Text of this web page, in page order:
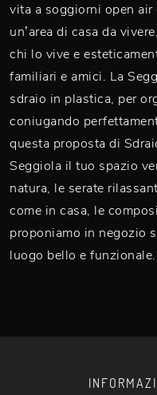
vita a soggiorni open
un’area di casa da
chi lo vive e
familiari e amici. La
sdraio in plastica, per
coniugando
questa proposta di
Seggiola il tuo spazio
natura, le serate
come in casa, le
proponiamo in negozio
luogo bello e funzionale.